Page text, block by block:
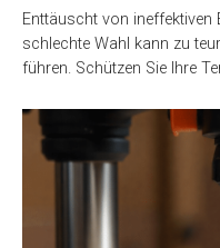
Enttäuscht von ineffektiven
schlechte Wahl kann zu
führen. Schützen Sie Ihre